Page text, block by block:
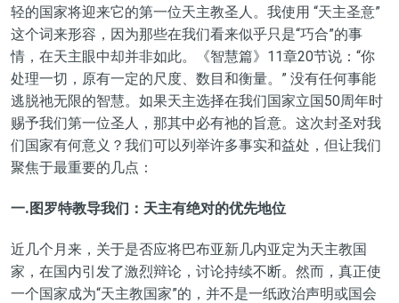
轻的国家将迎来它的第一位天主教圣人。我使用 “天主圣意”
这个词来形容，因为那些在我们看来似乎只是“巧合”的事
情，在天主眼中却并非如此。《智慧篇》11章20节说：“你
处理一切，原有一定的尺度、数目和衡量。” 没有任何事能
逃脱祂无限的智慧。如果天主选择在我们国家立国50周年时
赐予我们第一位圣人，那其中必有祂的旨意。这次封圣对我
们国家有何意义？我们可以列举许多事实和益处，但让我们
聚焦于最重要的几点：
一.图罗特教导我们：天主有绝对的优先地位
近几个月来，关于是否应将巴布亚新几内亚定为天主教国
家，在国内引发了激烈辩论，讨论持续不断。然而，真正使
一个国家成为“天主教国家”的，并不是一纸政治声明或国会